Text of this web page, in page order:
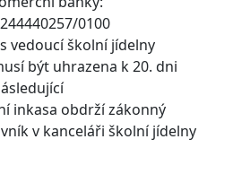
0100
vedoucí školní jídelny
být uhrazena k 20. dni
inkasa obdrží zákonný
v kanceláři školní jídelny